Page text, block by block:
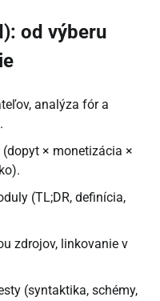
od výberu
analýza fór a
× monetizácia ×
(TL;DR, definícia,
zdrojov, linkovanie v
(syntaktika, schémy,